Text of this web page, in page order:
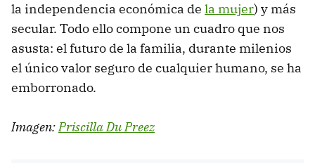
la independencia económica de la mujer) y más
secular. Todo ello compone un cuadro que nos
asusta: el futuro de la familia, durante milenios
el único valor seguro de cualquier humano, se ha
emborronado.
Imagen:Priscilla Du Preez